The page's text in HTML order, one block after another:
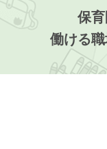
保
働ける職